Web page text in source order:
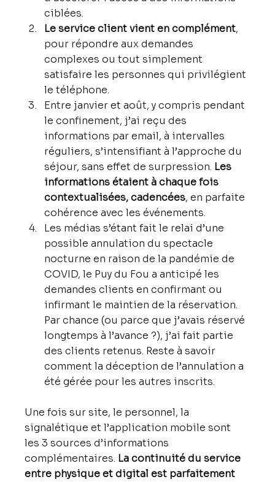
ciblées.
Le service client vient en complément,
pour répondre aux demandes
complexes ou tout simplement
satisfaire les personnes qui privilégient
le téléphone.
Entre janvier et août, y compris pendant
le confinement, j’ai reçu des
informations par email, à intervalles
réguliers, s’intensifiant à l’approche du
séjour, sans effet de surpression. Les
informations étaient à chaque fois
contextualisées, cadencées, en parfaite
cohérence avec les événements.
Les médias s’étant fait le relai d’une
possible annulation du spectacle
nocturne en raison de la pandémie de
COVID, le Puy du Fou a anticipé les
demandes clients en confirmant ou
infirmant le maintien de la réservation.
Par chance (ou parce que j’avais réservé
longtemps à l’avance ?), j’ai fait partie
des clients retenus. Reste à savoir
comment la déception de l’annulation a
été gérée pour les autres inscrits.
Une fois sur site, le personnel, la
signalétique et l’application mobile sont
les 3 sources d’informations
complémentaires. La continuité du service
entre physique et digital est parfaitement